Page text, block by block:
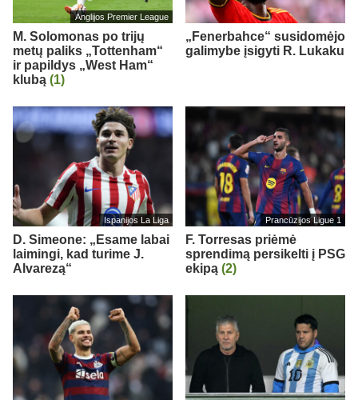
Anglijos Premier League
M. Solomonas po trijų
metų paliks „Tottenham“
ir papildys „West Ham“
klubą (1)
„Fenerbahce“ susidomėjo
galimybe įsigyti R. Lukaku
Ispanijos La Liga
D. Simeone: „Esame labai
laimingi, kad turime J.
Alvarezą“
Prancūzijos Ligue 1
F. Torresas priėmė
sprendimą persikelti į PSG
ekipą (2)